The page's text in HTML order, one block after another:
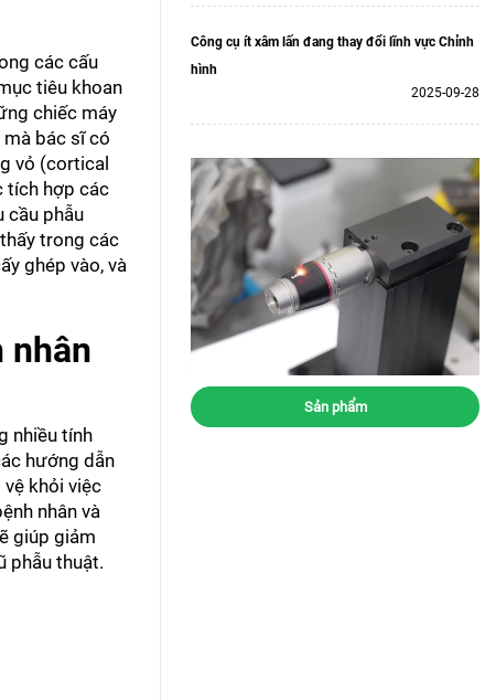
các cấu
tiêu khoan
chiếc máy
bác sĩ có
vỏ (cortical
tích hợp các
cầu phẫu
trong các
ghép vào, và
nhân
nhiều tính
hướng dẫn
khỏi việc
nhân và
giúp giảm
phẫu thuật.
Công cụ ít xâm lấn đang thay đổi lĩnh vực Chỉnh
hình
2025-09-28
Sản phẩm